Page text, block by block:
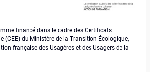
financé dans le cadre des Certificats
(CEE) du Ministère de la Transition Écologique,
française des Usagères et des Usagers de la